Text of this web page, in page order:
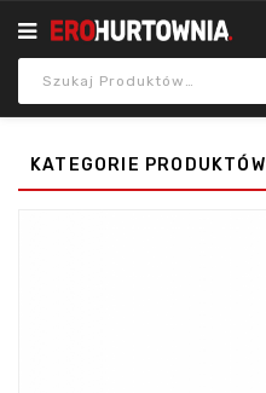
KATEGORIE PRODUKTÓW